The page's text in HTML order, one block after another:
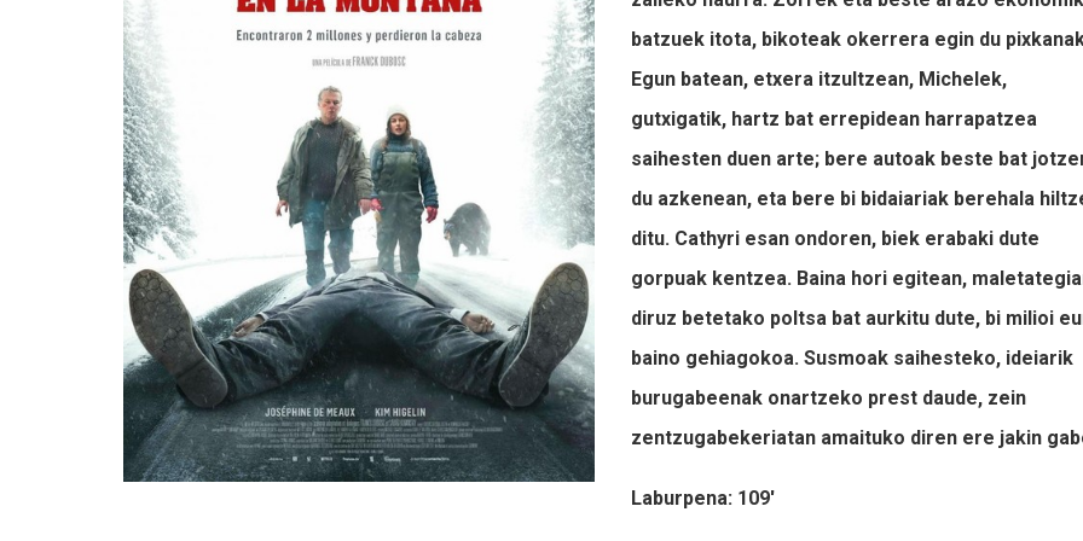
batzuek itota, bikoteak okerrera egin du
Egun batean, etxera itzultzean, Michelek,
gutxigatik, hartz bat errepidean harrapatzea
saihesten duen arte; bere autoak beste bat
du azkenean, eta bere bi bidaiariak berehala
ditu. Cathyri esan ondoren, biek erabaki dute
gorpuak kentzea. Baina hori egitean,
diruz betetako poltsa bat aurkitu dute, bi milioi
baino gehiagokoa. Susmoak saihesteko, ideiarik
burugabeenak onartzeko prest daude, zein
zentzugabekeriatan amaituko diren ere jakin
Laburpena: 109'